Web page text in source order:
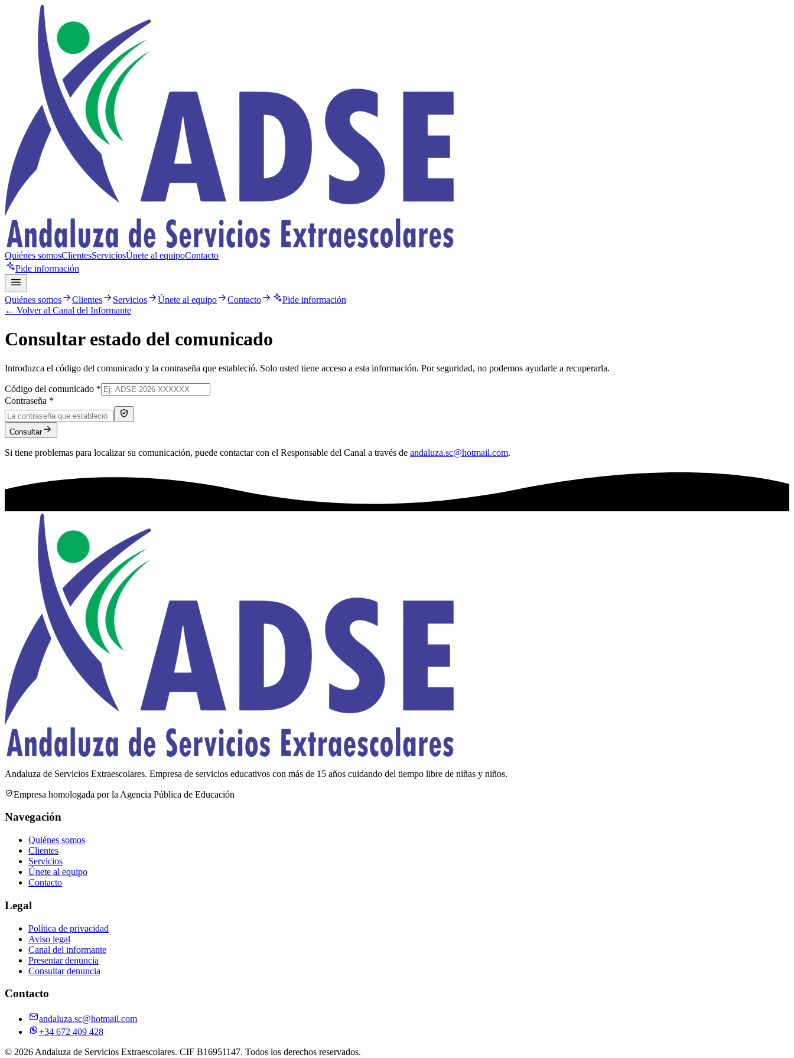
Quiénes somosClientesServiciosÚnete al equipoContacto
Pide información
Quiénes somos Clientes Servicios Únete al equipo Contacto
Pide información
← Volver al Canal del Informante
Consultar estado del comunicado
Introduzca el código del comunicado y la contraseña que estableció. Solo usted tiene acceso a esta información. Por seguridad, no podemos ayudarle a recuperarla.
Código del comunicado *
Contraseña *
Consultar
Si tiene problemas para localizar su comunicación, puede contactar con el Responsable del Canal a través de andaluza.sc@hotmail.com.
Andaluza de Servicios Extraescolares. Empresa de servicios educativos con más de 15 años cuidando del tiempo libre de niñas y niños.
Empresa homologada por la Agencia Pública de Educación
Navegación
Quiénes somos
Clientes
Servicios
Únete al equipo
Contacto
Legal
Política de privacidad
Aviso legal
Canal del informante
Presentar denuncia
Consultar denuncia
Contacto
andaluza.sc@hotmail.com
+34 672 409 428
© 2026 Andaluza de Servicios Extraescolares. CIF B16951147. Todos los derechos reservados.